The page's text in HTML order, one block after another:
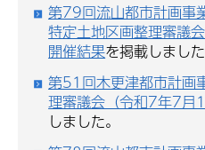
第79回流山都市計画事
特定土地区画整理審議
開催結果を掲載しました
第51回木更津都市計画
理審議会（令和7年7月
しました。